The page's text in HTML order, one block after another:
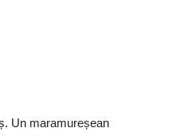
Un maramureșean